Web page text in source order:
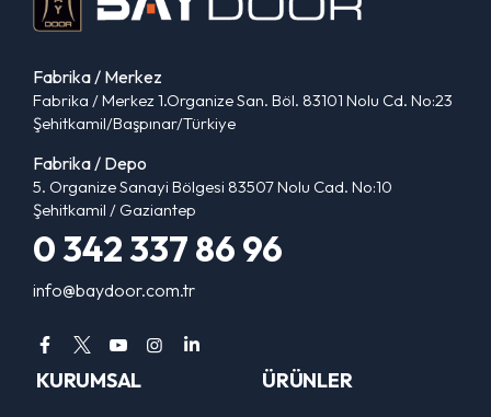
Fabrika / Merkez
Fabrika / Merkez 1.Organize San. Böl. 83101 Nolu Cd. No:23
Şehitkamil/Başpınar/Türkiye
Fabrika / Depo
5. Organize Sanayi Bölgesi 83507 Nolu Cad. No:10
Şehitkamil / Gaziantep
0 342 337 86 96
info@baydoor.com.tr
KURUMSAL ÜRÜNLER